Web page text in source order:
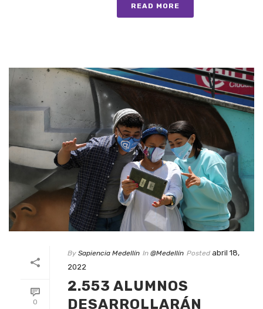
READ MORE
0
By Sapiencia Medellín In @Medellín Posted abril 18,
2022
2.553 ALUMNOS
DESARROLLARÁN